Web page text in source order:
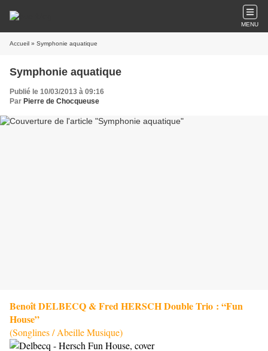
MENU
Accueil » Symphonie aquatique
Symphonie aquatique
Publié le 10/03/2013 à 09:16
Par Pierre de Chocqueuse
Benoît DELBECQ & Fred HERSCH Double Trio : “Fun
House”
(Songlines / Abeille Musique)